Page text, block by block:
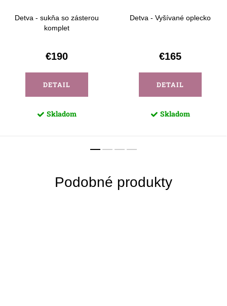
Detva - sukňa so zásterou
komplet
€190
DETAIL
Skladom
Detva - Vyšívané oplecko
€165
DETAIL
Skladom